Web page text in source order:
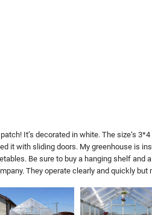
It’s decorated in white. The size‘s
it with sliding doors. My greenhouse is
Be sure to buy a hanging shelf and
They operate clearly and quickly